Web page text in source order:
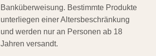
Banküberweisung. Bestimmte Produkte
unterliegen einer Altersbeschränkung
und werden nur an Personen ab 18
Jahren versandt.